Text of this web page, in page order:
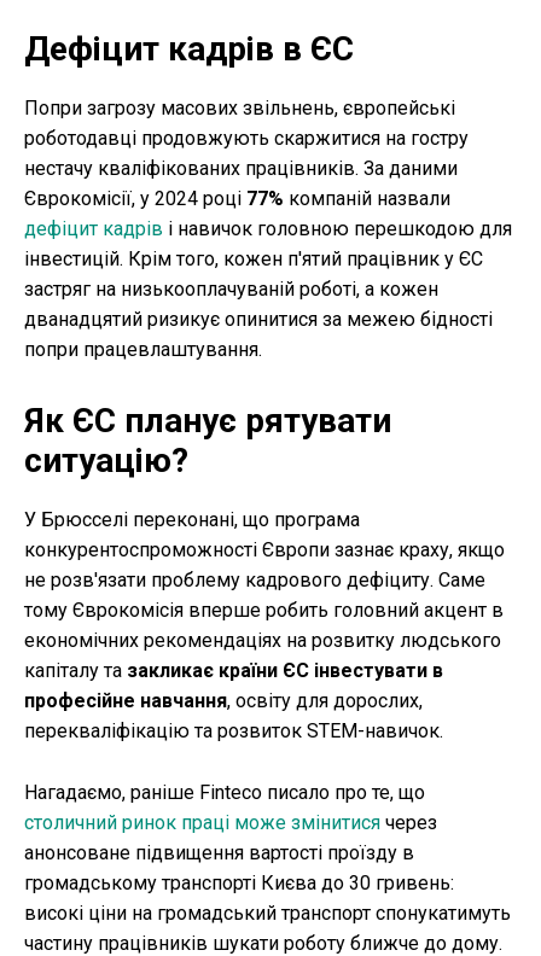
Дефіцит кадрів в ЄС
Попри загрозу масових звільнень, європейські
роботодавці продовжують скаржитися на гостру
нестачу кваліфікованих працівників. За даними
Єврокомісії, у 2024 році 77% компаній назвали
дефіцит кадрів і навичок головною перешкодою для
інвестицій. Крім того, кожен п'ятий працівник у ЄС
застряг на низькооплачуваній роботі, а кожен
дванадцятий ризикує опинитися за межею бідності
попри працевлаштування.
Як ЄС планує рятувати
ситуацію?
У Брюсселі переконані, що програма
конкурентоспроможності Європи зазнає краху, якщо
не розв'язати проблему кадрового дефіциту. Саме
тому Єврокомісія вперше робить головний акцент в
економічних рекомендаціях на розвитку людського
капіталу та закликає країни ЄС інвестувати в
професійне навчання, освіту для дорослих,
перекваліфікацію та розвиток STEM-навичок.
Нагадаємо, раніше Finteco писало про те, що
столичний ринок праці може змінитися через
анонсоване підвищення вартості проїзду в
громадському транспорті Києва до 30 гривень:
високі ціни на громадський транспорт спонукатимуть
частину працівників шукати роботу ближче до дому.